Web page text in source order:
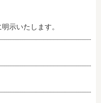
示いたします。